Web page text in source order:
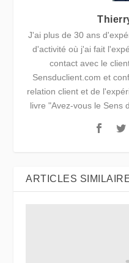
J'ai plus de 30 ans
d'activité où j'ai fait
contact avec le
Sensduclient.com et
relation client et de
livre "Avez-vous le Sens
ARTICLES